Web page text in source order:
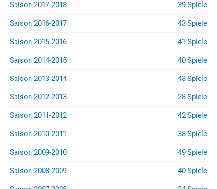
Saison 2017-2018 39 Spiele
Saison 2016-2017 43 Spiele
Saison 2015-2016 41 Spiele
Saison 2014-2015 40 Spiele
Saison 2013-2014 43 Spiele
Saison 2012-2013 28 Spiele
Saison 2011-2012 42 Spiele
Saison 2010-2011 38 Spiele
Saison 2009-2010 49 Spiele
Saison 2008-2009 40 Spiele